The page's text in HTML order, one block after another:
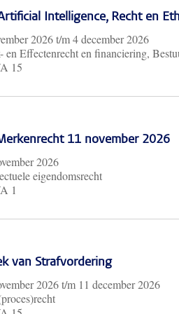
Intelligence, Recht en
2026t/m4 december 2026
en Effectenrecht en financiering,
15
11 november 2026
2026
eigendomsrecht
1
van Strafvordering
2026t/m 11 december 2026